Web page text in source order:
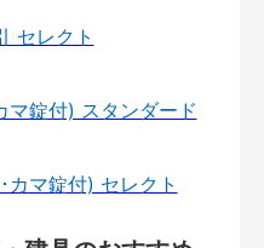
セレクト
マ錠付) スタンダード
カマ錠付) セレクト